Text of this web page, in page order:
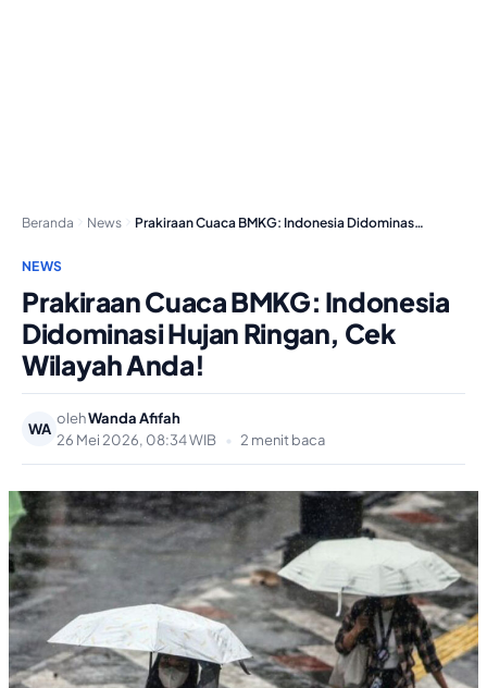
Beranda News Prakiraan Cuaca BMKG: Indonesia Didominasi Hujan Ringan, Cek…
NEWS
Prakiraan Cuaca BMKG: Indonesia
Didominasi Hujan Ringan, Cek
Wilayah Anda!
WA
olehWanda Afifah
26 Mei 2026, 08:34 WIB
• 2 menit baca